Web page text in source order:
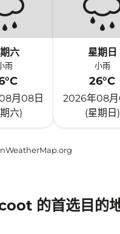
六
雨
月08日
六)
星期日
小雨
26°C
2026年08月
(星期日)
的首选目的